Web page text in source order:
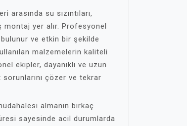
arasında su sızıntıları,
montaj yer alır. Profesyonel
ve etkin bir şekilde
malzemelerin kaliteli
ekipler, dayanıklı ve uzun
çözer ve tekrar
almanın birkaç
sayesinde acil durumlarda